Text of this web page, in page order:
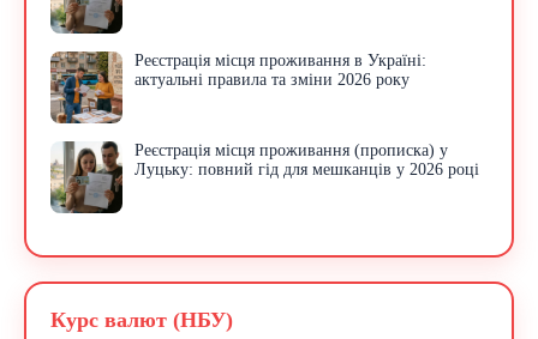
Реєстрація місця проживання в Україні:
актуальні правила та зміни 2026 року
Реєстрація місця проживання (прописка) у
Луцьку: повний гід для мешканців у 2026 році
Курс валют (НБУ)